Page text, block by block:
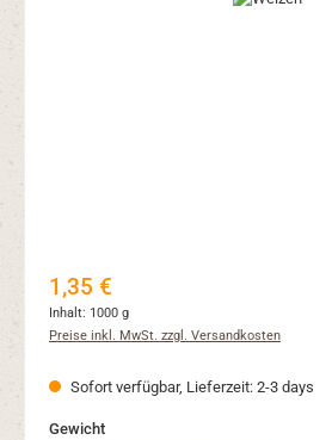
Regulärer Preis:
1,35 €
Inhalt: 1000 g
Preise inkl. MwSt. zzgl. Versandkosten
Sofort verfügbar, Lieferzeit: 2-3 days
Gewichtauswählen